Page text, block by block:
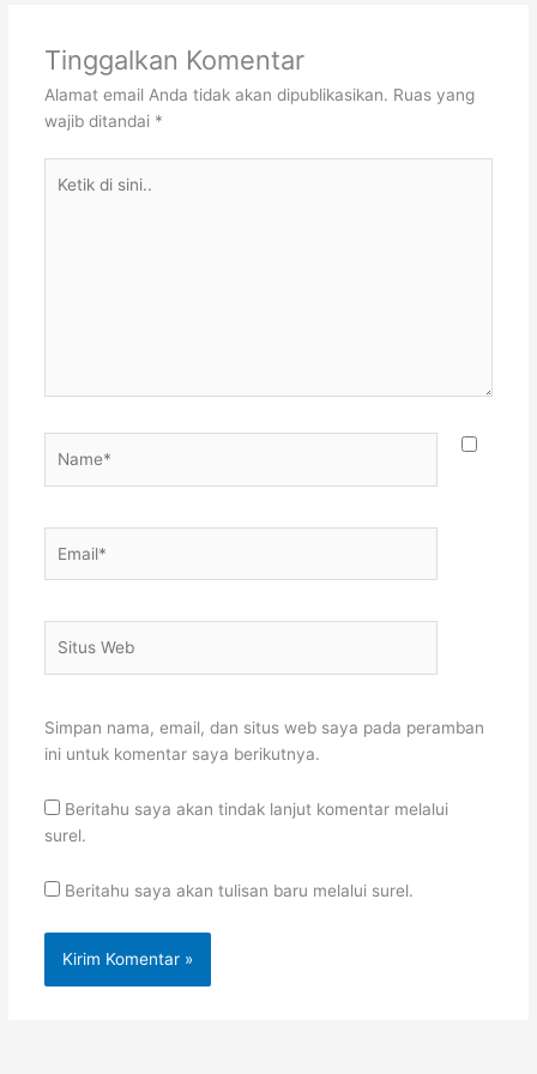
Tinggalkan Komentar
Alamat email Anda tidak akan dipublikasikan. Ruas yang
wajib ditandai *
Web
Simpan nama, email, dan situs web saya pada peramban
ini untuk komentar saya berikutnya.
Beritahu saya akan tindak lanjut komentar melalui
surel.
Beritahu saya akan tulisan baru melalui surel.